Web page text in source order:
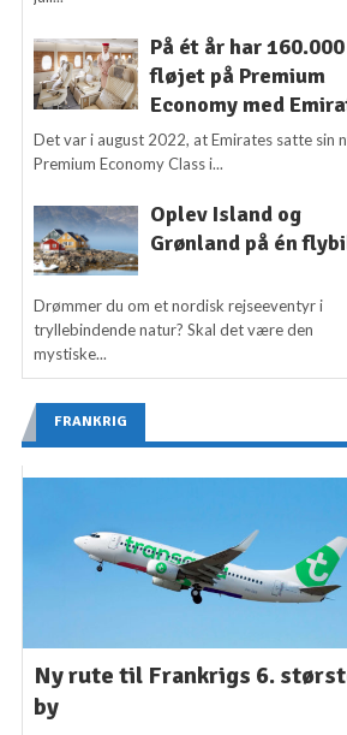
På ét år har 160.000
fløjet på Premium
Economy med
Det var i august 2022, at Emirates satte sin
Premium Economy Class i...
Oplev Island og
Grønland på én
Drømmer du om et nordisk rejseeventyr i
tryllebindende natur? Skal det være den
mystiske...
FRANKRIG
Ny rute til Frankrigs 6.
by